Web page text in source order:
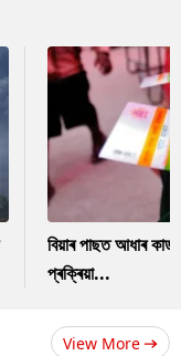
বিয়াৰ পাছত আধাৰ
প্ৰক্ৰিয়া...
View More